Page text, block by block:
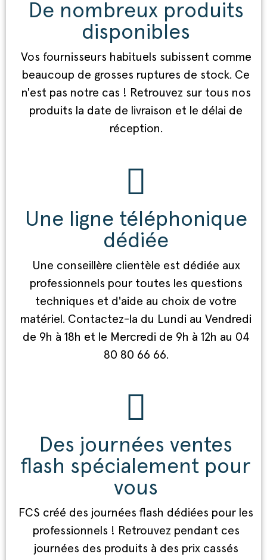
De nombreux produits
disponibles
Vos fournisseurs habituels subissent comme
beaucoup de grosses ruptures de stock. Ce
n'est pas notre cas ! Retrouvez sur tous nos
produits la date de livraison et le délai de
réception.
Une ligne téléphonique
dédiée
Une conseillère clientèle est dédiée aux
professionnels pour toutes les questions
techniques et d'aide au choix de votre
matériel. Contactez-la du Lundi au Vendredi
de 9h à 18h et le Mercredi de 9h à 12h au 04
80 80 66 66.
Des journées ventes
flash spécialement pour
vous
FCS créé des journées flash dédiées pour les
professionnels ! Retrouvez pendant ces
journées des produits à des prix cassés